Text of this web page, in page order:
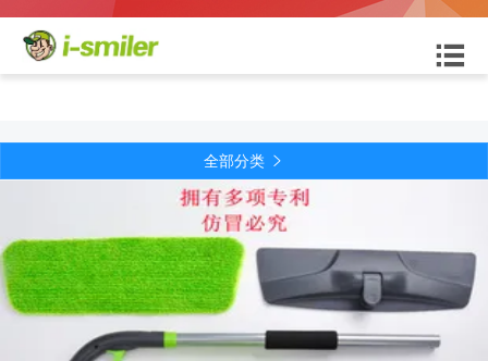

全部分类 